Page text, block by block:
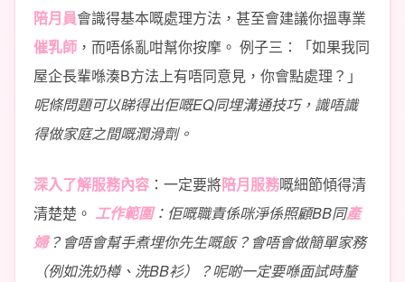
陪月員會識得基本嘅處理方法，甚至會建議你搵專業
催乳師 ，而唔係亂咁幫你按摩。 例子三：「如果我同
屋企長輩喺湊B方法上有唔同意見，你會點處理？」
呢條問題可以睇得出佢嘅EQ同埋溝通技巧，識唔識
得做家庭之間嘅潤滑劑。
深入了解服務內容 ：一定要將陪月服務嘅細節傾得清
清楚楚。 工作範圍：佢嘅職責係咪淨係照顧BB同產
婦？會唔會幫手煮埋你先生嘅飯？會唔會做簡單家務
（例如洗奶樽、洗BB衫）？呢啲一定要喺面試時釐